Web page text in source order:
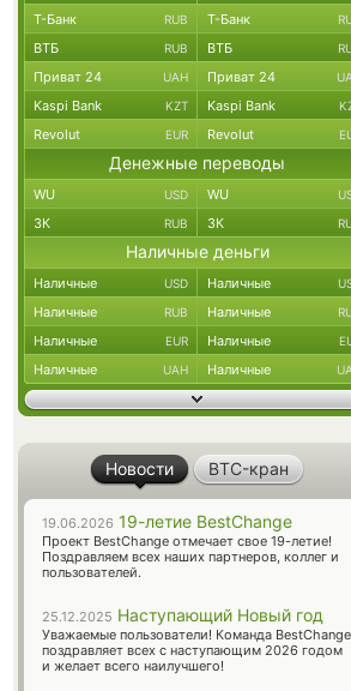
Т-Банк RUB Т-Банк
ВТБ RUB ВТБ
Приват 24 UAH Приват 24
Kaspi Bank KZT Kaspi Bank
Revolut EUR Revolut
Денежные переводы
WU USD WU
ЗК RUB ЗК
Наличные деньги
Наличные USD Наличные
Наличные RUB Наличные
Наличные EUR Наличные
Наличные UAH Наличные
Новости BTC-кран
19.06.2026 19-летие BestChange
Проект BestChange отмечает свое 19-летие!
Поздравляем всех наших партнеров, коллег и
пользователей.
25.12.2025 Наступающий Новый год
Уважаемые пользователи! Команда BestChange
поздравляет всех с наступающим 2026 годом
и желает всего наилучшего!